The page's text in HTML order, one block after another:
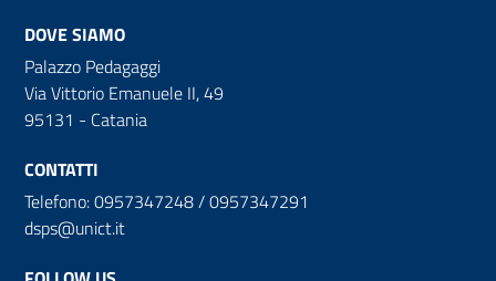
DOVE SIAMO
Palazzo Pedagaggi
Via Vittorio Emanuele II, 49
95131 - Catania
CONTATTI
Telefono: 0957347248 / 0957347291
dsps@unict.it